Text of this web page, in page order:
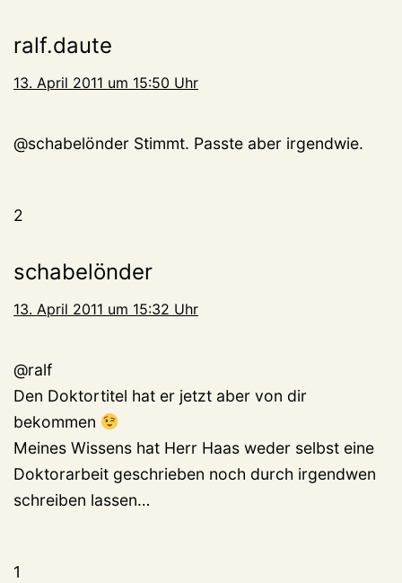
ralf.daute
13. April 2011 um 15:50 Uhr
@schabelönder Stimmt. Passte aber irgendwie.
2
schabelönder
13. April 2011 um 15:32 Uhr
@ralf
Den Doktortitel hat er jetzt aber von dir
bekommen
Meines Wissens hat Herr Haas weder selbst eine
Doktorarbeit geschrieben noch durch irgendwen
schreiben lassen…
1